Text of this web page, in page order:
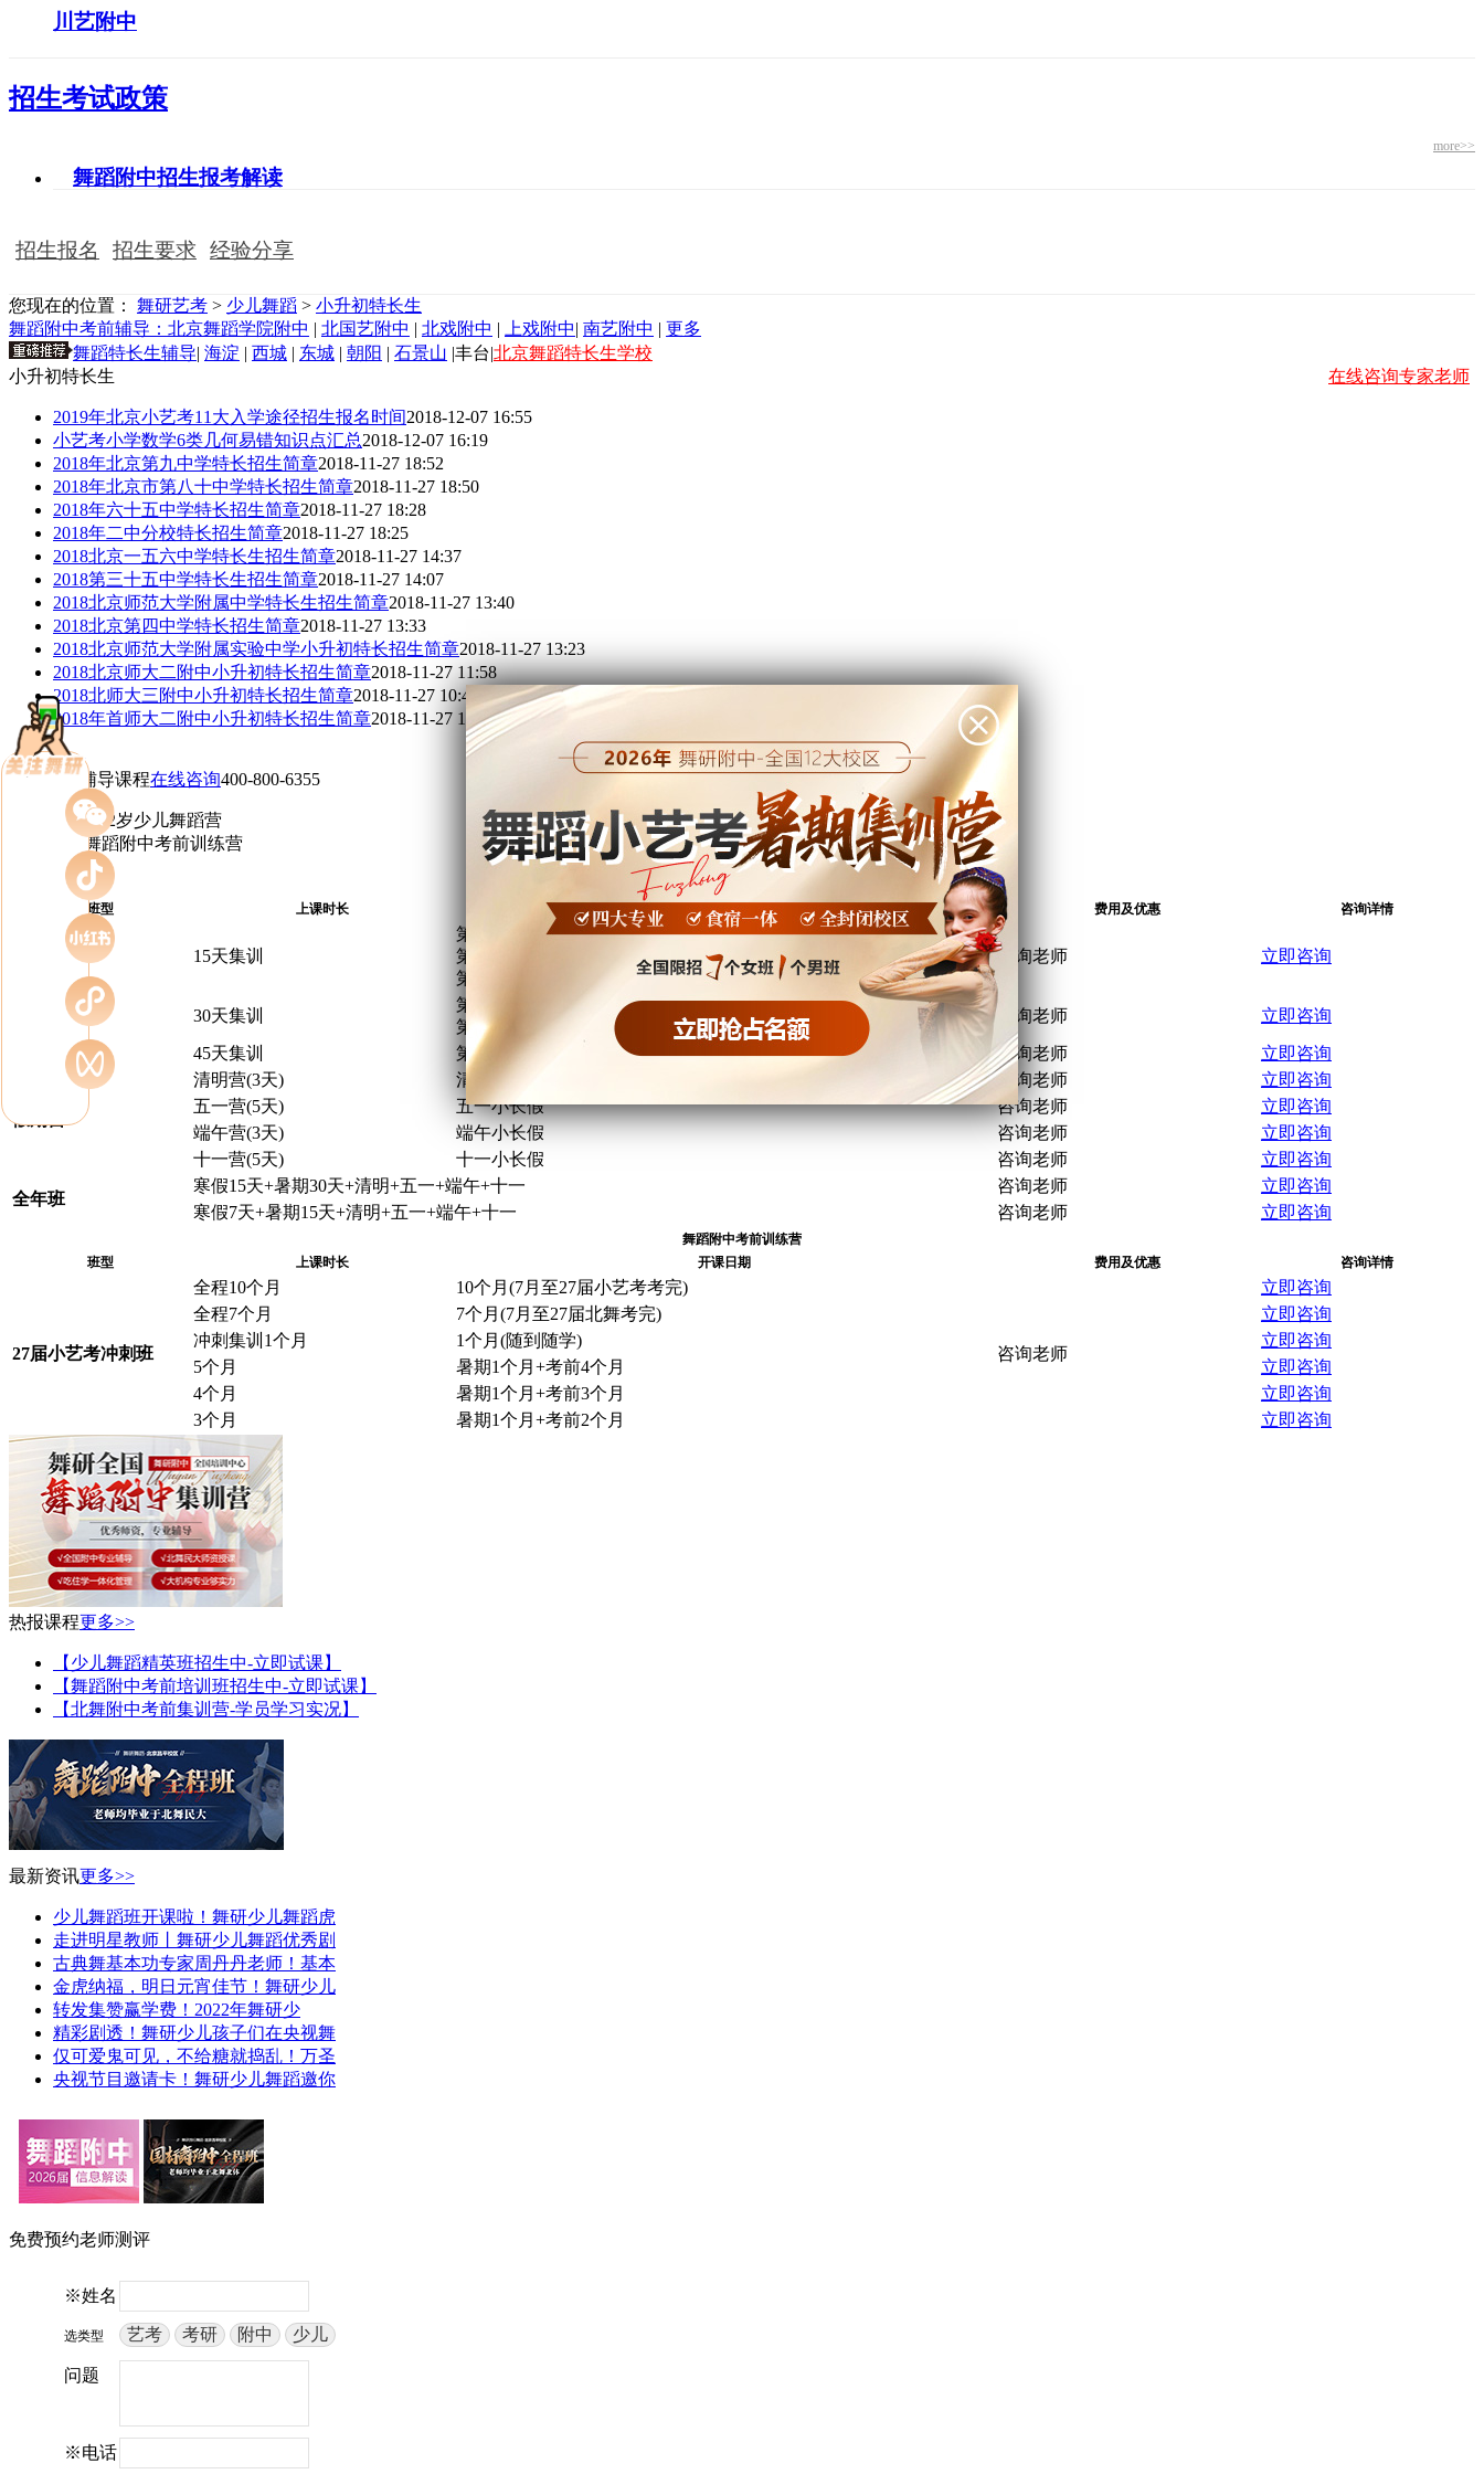
川艺附中
招生考试政策
more>>
舞蹈附中招生报考解读
招生报名 招生要求 经验分享
您现在的位置： 舞研艺考 > 少儿舞蹈 > 小升初特长生
舞蹈附中考前辅导： 北京舞蹈学院附中 | 北国艺附中 | 北戏附中 | 上戏附中| 南艺附中 | 更多
舞蹈特长生辅导| 海淀 | 西城 | 东城 | 朝阳 | 石景山 |丰台|北京舞蹈特长生学校
小升初特长生
在线咨询专家老师
2019年北京小艺考11大入学途径招生报名时间2018-12-07 16:55
小艺考小学数学6类几何易错知识点汇总2018-12-07 16:19
2018年北京第九中学特长招生简章2018-11-27 18:52
2018年北京市第八十中学特长招生简章2018-11-27 18:50
2018年六十五中学特长招生简章2018-11-27 18:28
2018年二中分校特长招生简章2018-11-27 18:25
2018北京一五六中学特长生招生简章2018-11-27 14:37
2018第三十五中学特长生招生简章2018-11-27 14:07
2018北京师范大学附属中学特长生招生简章2018-11-27 13:40
2018北京第四中学特长招生简章2018-11-27 13:33
2018北京师范大学附属实验中学小升初特长招生简章2018-11-27 13:23
2018北京师大二附中小升初特长招生简章2018-11-27 11:58
2018北师大三附中小升初特长招生简章2018-11-27 10:41
2018年首师大二附中小升初特长招生简章2018-11-27 10:33
< 1 2 3 4 >
少儿舞蹈辅导课程在线咨询400-800-6355
8-12岁少儿舞蹈营
舞蹈附中考前训练营
8-12岁少儿舞蹈营
班型
上课时长 开课日期 费用及优惠 咨询详情
15天集训
第一期：7月12日-7月26日
第二期：7月28日-8月11日
第三期：8月13日-8月27日
咨询老师 立即咨询
30天集训
第一期：7月12日-8月11日
第二期：7月28日-8月27日
咨询老师
立即咨询
45天集训
第一期：7月11日-8月27日 咨询老师 立即咨询
假期营
清明营(3天) 清明小长假 咨询老师
立即咨询
五一营(5天)
五一小长假 咨询老师
立即咨询
端午营(3天)
端午小长假 咨询老师
立即咨询
十一营(5天)
十一小长假 咨询老师 立即咨询
全年班
寒假15天+暑期30天+清明+五一+端午+十一 咨询老师
立即咨询
寒假7天+暑期15天+清明+五一+端午+十一
咨询老师 立即咨询
舞蹈附中考前训练营
班型
上课时长 开课日期 费用及优惠 咨询详情
27届小艺考冲刺班
全程10个月 10个月(7月至27届小艺考考完)
咨询老师
立即咨询
全程7个月
7个月(7月至27届北舞考完)
立即咨询
冲刺集训1个月
1个月(随到随学)
立即咨询
5个月
暑期1个月+考前4个月
立即咨询
4个月
暑期1个月+考前3个月
立即咨询
3个月
暑期1个月+考前2个月 立即咨询
热报课程更多>>
【少儿舞蹈精英班招生中-立即试课】
【舞蹈附中考前培训班招生中-立即试课】
【北舞附中考前集训营-学员学习实况】
最新资讯更多>>
少儿舞蹈班开课啦！舞研少儿舞蹈虎
走进明星教师丨舞研少儿舞蹈优秀剧
古典舞基本功专家周丹丹老师！基本
金虎纳福，明日元宵佳节！舞研少儿
转发集赞赢学费！2022年舞研少
精彩剧透！舞研少儿孩子们在央视舞
仅可爱鬼可见，不给糖就捣乱！万圣
央视节目邀请卡！舞研少儿舞蹈邀你
免费预约老师测评
※姓名
选类型 艺考 考研 附中 少儿
问题
※电话